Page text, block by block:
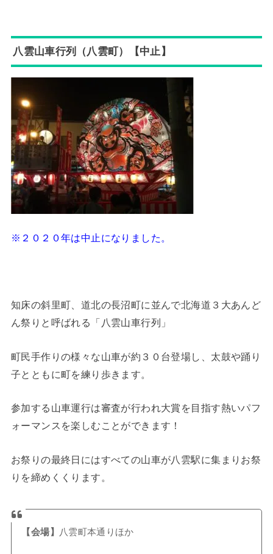
八雲山車行列（八雲町）【中止】
※２０２０年は中止になりました。
知床の斜里町、道北の長沼町に並んで北海道３大あんど
ん祭りと呼ばれる「八雲山車行列」
町民手作りの様々な山車が約３０台登場し、太鼓や踊り
子とともに町を練り歩きます。
参加する山車運行は審査が行われ大賞を目指す熱いパフ
ォーマンスを楽しむことができます！
お祭りの最終日にはすべての山車が八雲駅に集まりお祭
りを締めくくります。
【会場】 八雲町本通りほか